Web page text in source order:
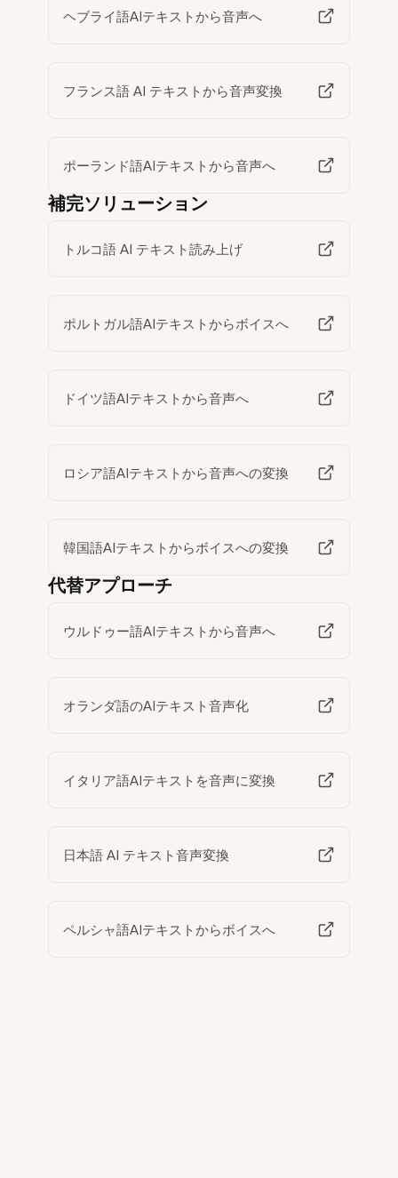
ヘブライ語AIテキストから音声へ
フランス語 AI テキストから音声変換
ポーランド語AIテキストから音声へ
補完ソリューション
トルコ語 AI テキスト読み上げ
ポルトガル語AIテキストからボイスへ
ドイツ語AIテキストから音声へ
ロシア語AIテキストから音声への変換
韓国語AIテキストからボイスへの変換
代替アプローチ
ウルドゥー語AIテキストから音声へ
オランダ語のAIテキスト音声化
イタリア語AIテキストを音声に変換
日本語 AI テキスト音声変換
ペルシャ語AIテキストからボイスへ